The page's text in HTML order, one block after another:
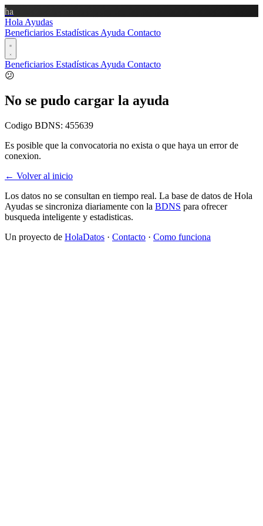
ha
Hola Ayudas
Beneficiarios Estadísticas Ayuda Contacto
Beneficiarios Estadísticas Ayuda Contacto
😕
No se pudo cargar la ayuda
Codigo BDNS: 455639
Es posible que la convocatoria no exista o que haya un error de
conexion.
← Volver al inicio
Los datos no se consultan en tiempo real. La base de datos de Hola
Ayudas se sincroniza diariamente con la BDNS para ofrecer
busqueda inteligente y estadisticas.
Un proyecto de HolaDatos · Contacto · Como funciona